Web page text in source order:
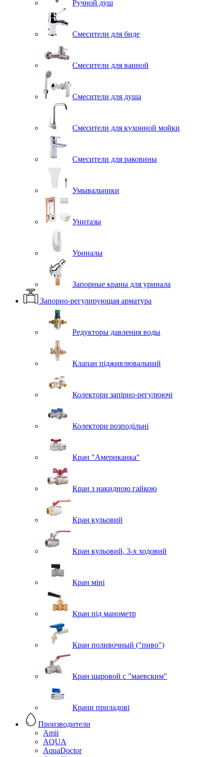
Ручной душ
Смесители для биде
Смесители для ванной
Смесители для душа
Смесители для кухонной мойки
Смесители для раковины
Умывальники
Унитазы
Уриналы
Запорные краны для уринала
Запорно-регулирующая арматура
Редукторы давления воды
Клапан підживлювальний
Колектори запірно-регулюючі
Колектори розподільні
Кран "Американка"
Кран з накидною гайкою
Кран кульовий
Кран кульовий, 3-х ходовий
Кран міні
Кран під манометр
Кран поливочный ("пиво")
Кран шаровой с "маевским"
Крани приладові
Производители
Amii
AQUA
AquaDoctor